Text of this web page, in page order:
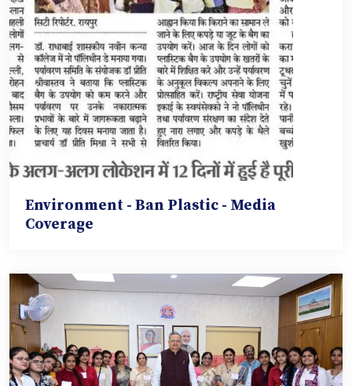
Environment - Ban Plastic - Media
Coverage